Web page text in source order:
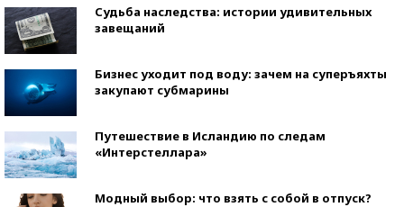
Судьба наследства: истории удивительных
завещаний
Бизнес уходит под воду: зачем на суперъяхты
закупают субмарины
Путешествие в Исландию по следам
«Интерстеллара»
Модный выбор: что взять с собой в отпуск?